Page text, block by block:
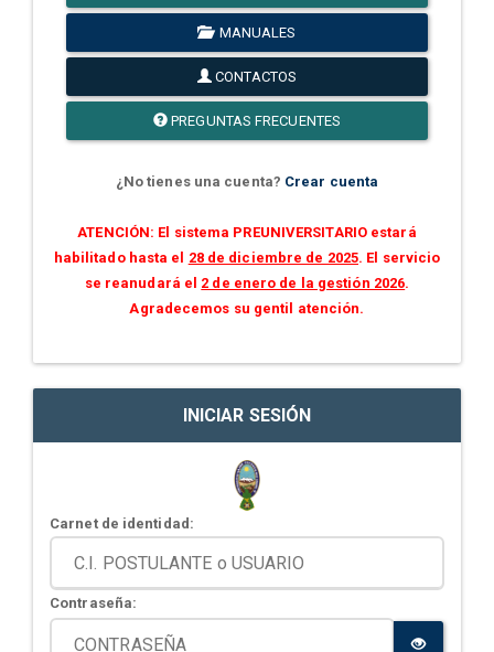
MANUALES
CONTACTOS
PREGUNTAS FRECUENTES
¿No tienes una cuenta? Crear cuenta
ATENCIÓN: El sistema PREUNIVERSITARIO estará
habilitado hasta el 28 de diciembre de 2025. El servicio
se reanudará el 2 de enero de la gestión 2026.
Agradecemos su gentil atención.
INICIAR SESIÓN
Carnet de identidad:
Contraseña: